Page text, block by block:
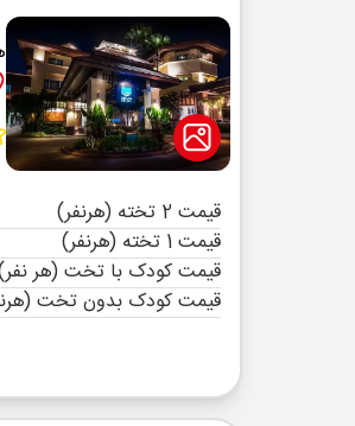
قیمت 2 تخته (هرنفر)
قیمت 1 تخته (هرنفر)
قیمت کودک با تخت (هر
قیمت کودک بدون تخت